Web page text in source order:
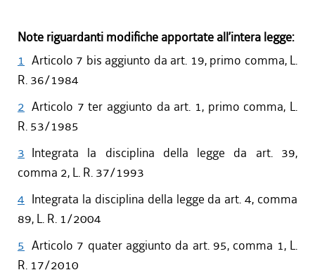
Note riguardanti modifiche apportate all’intera legge:
1 Articolo 7 bis aggiunto da art. 19, primo comma, L.
R. 36/1984
2 Articolo 7 ter aggiunto da art. 1, primo comma, L.
R. 53/1985
3 Integrata la disciplina della legge da art. 39,
comma 2, L. R. 37/1993
4 Integrata la disciplina della legge da art. 4, comma
89, L. R. 1/2004
5 Articolo 7 quater aggiunto da art. 95, comma 1, L.
R. 17/2010